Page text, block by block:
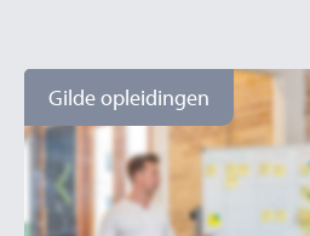
Een greep uit onze
projecten
Gilde opleidingen